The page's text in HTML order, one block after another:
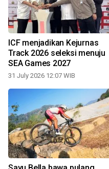
ICF menjadikan Kejurnas
Track 2026 seleksi menuju
SEA Games 2027
31 July 2026 12:07 WIB